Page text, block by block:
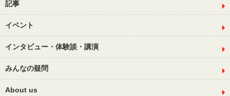
記事
イベント
インタビュー・体験談・講演
みんなの疑問
About us